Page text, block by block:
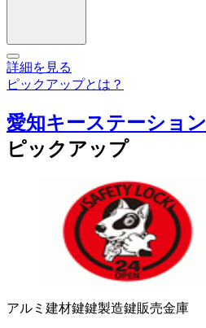
詳細を見る
ピックアップとは？
愛知キーステーション
ピックアップ
アルミ建材鍵鍵製造鍵販売金庫